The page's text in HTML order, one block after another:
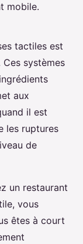
mobile.
tactiles est
Ces systèmes
aux
il est
les ruptures
de
un restaurant
vous
êtes à court